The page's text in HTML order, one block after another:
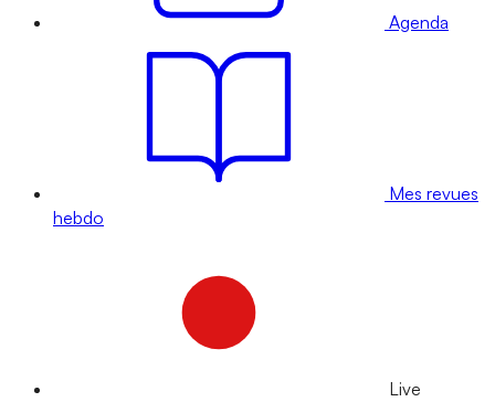
Agenda
Mes revues
hebdo
Live